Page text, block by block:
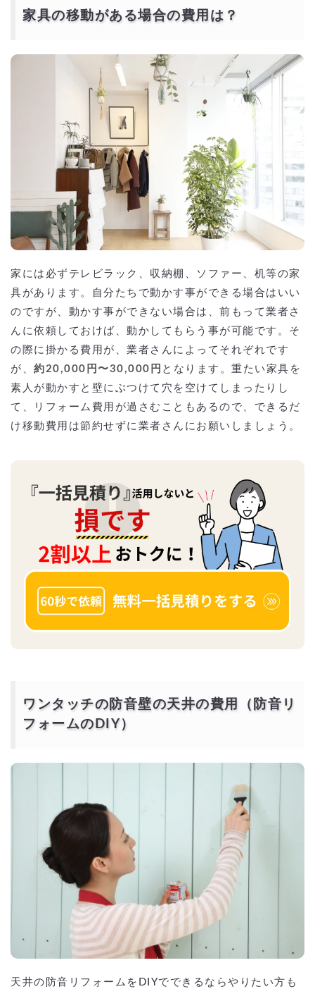
家具の移動がある場合の費用は？
家には必ずテレビラック、収納棚、ソファー、机等の家
具があります。自分たちで動かす事ができる場合はいい
のですが、動かす事ができない場合は、前もって業者さ
んに依頼しておけば、動かしてもらう事が可能です。そ
の際に掛かる費用が、業者さんによってそれぞれです
が、 約20,000円〜30,000円 となります。重たい家具を
素人が動かすと壁にぶつけて穴を空けてしまったりし
て、リフォーム費用が過さむこともあるので、できるだ
け移動費用は節約せずに業者さんにお願いしましょう。
ワンタッチの防音壁の天井の費用（防音リ
フォームのDIY）
天井の防音リフォームをDIYでできるならやりたい方も